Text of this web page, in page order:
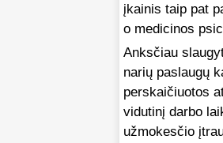
įkainis taip pat
o medicinos
Anksčiau
narių paslaugų
perskaičiuotos
vidutinį darbo
užmokesčio